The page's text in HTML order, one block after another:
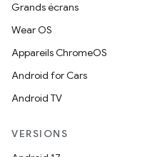
Grands écrans
Wear OS
Appareils ChromeOS
Android for Cars
Android TV
VERSIONS